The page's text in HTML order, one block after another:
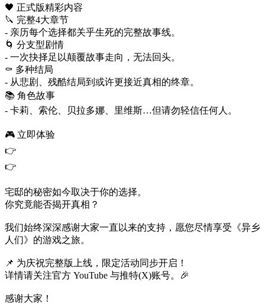
🖤 正式版精彩内容
🔪 完整4大章节
- 亲历每个选择都关乎生死的完整故事线。
🌀 分支型剧情
- 一次抉择足以颠覆故事走向，无法回头。
⚰️ 多种结局
- 从悲剧、残酷结局到或许更接近真相的终章。
📚 角色故事
- 卡莉、索伦、贝拉多娜、里维斯…但请勿轻信任何人。
🎮 立即体验
👉
👉
宅邸的秘密如今取决于你的选择。
你究竟能否揭开真相？
我们始终深深感谢大家一直以来的支持，愿您尽情享受《异乡
人们》的游戏之旅。
📌 为庆祝完整版上线，限定活动同步开启！
详情请关注官方 YouTube 与推特(X)账号。🎉
感谢大家！